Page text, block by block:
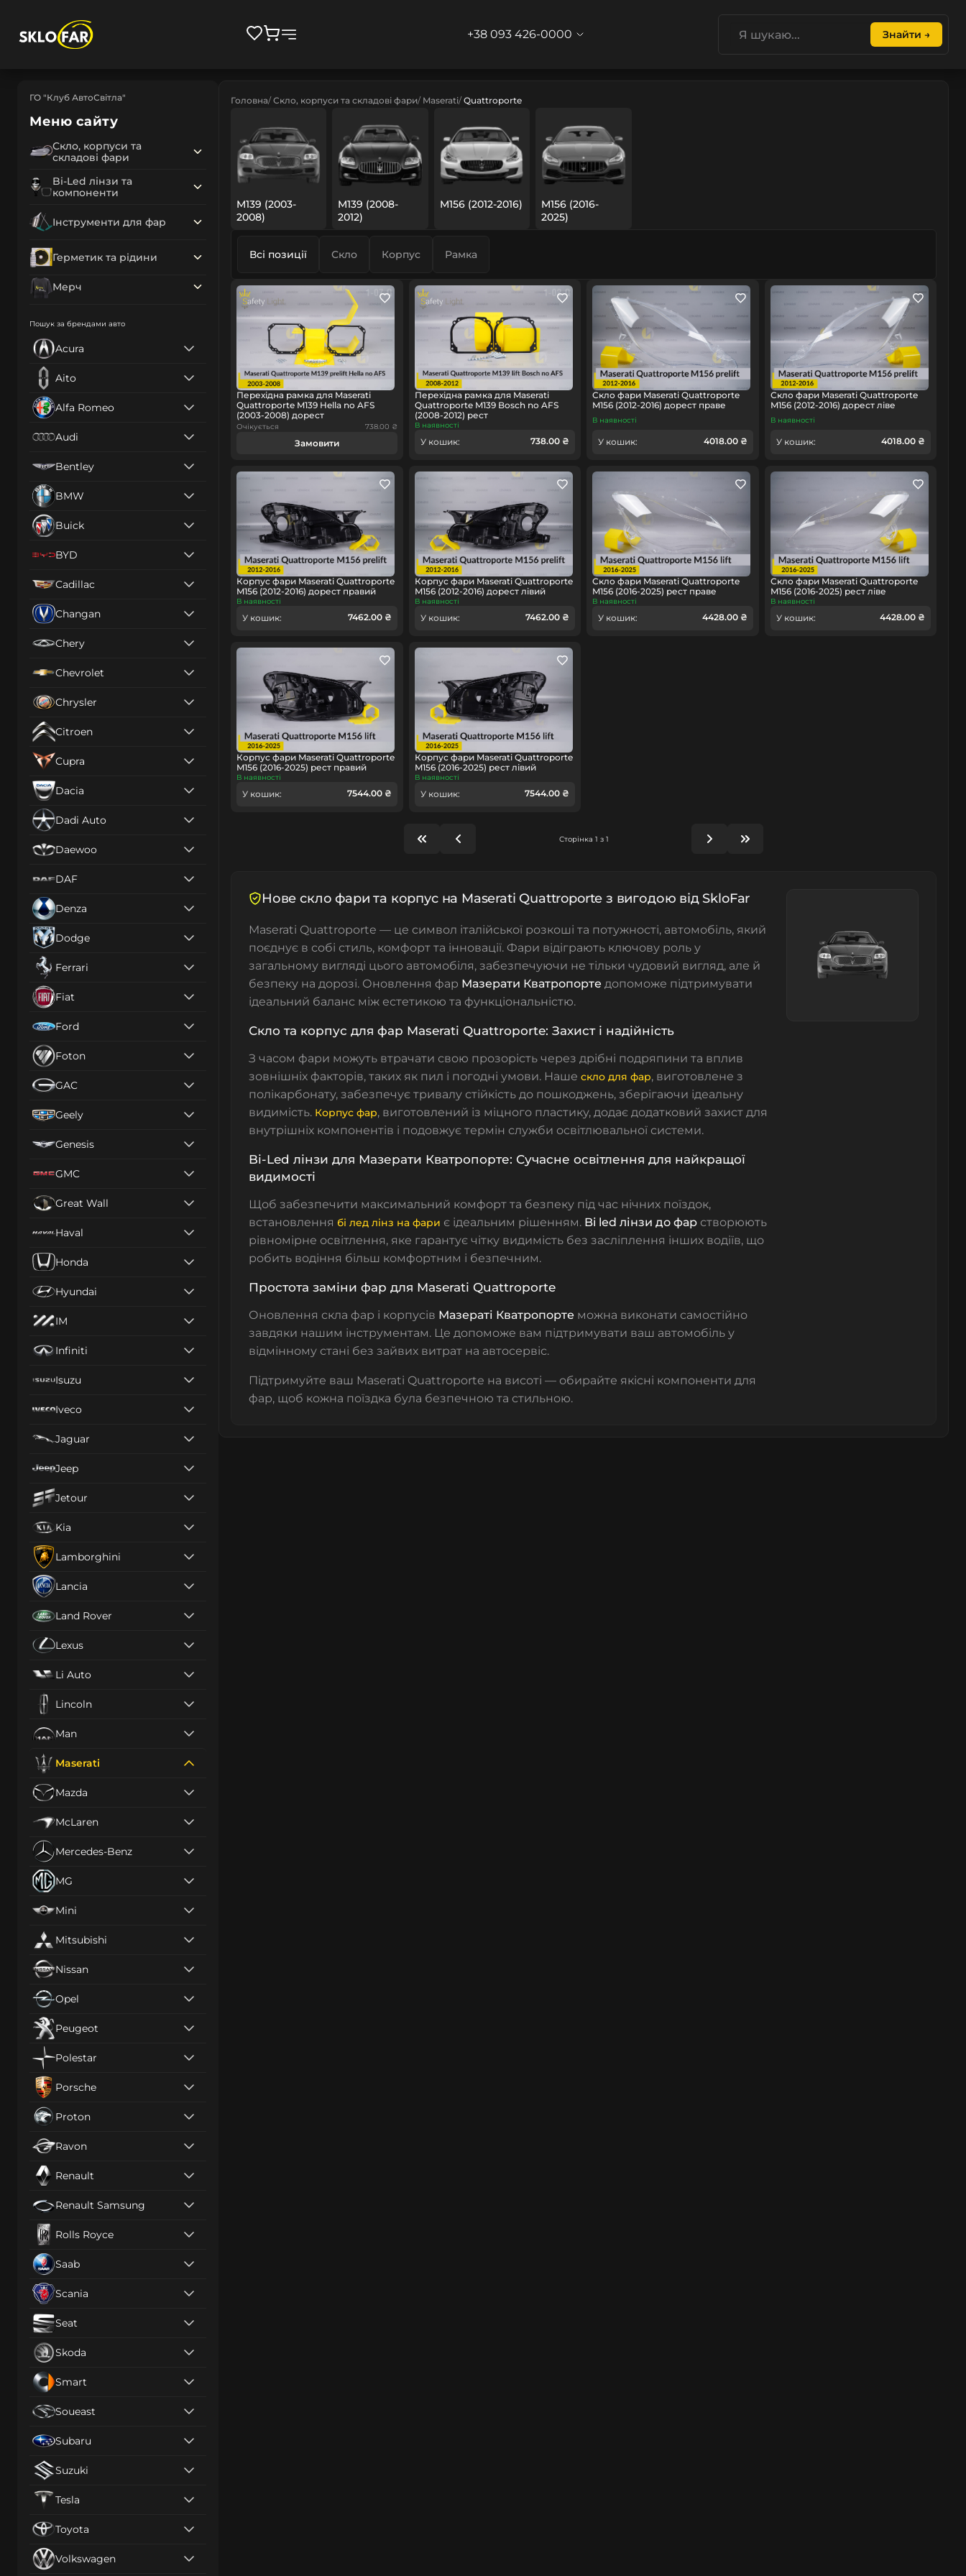
+38 093 426-0000 Знайти →
ГО "Клуб АвтоСвітла"
Меню сайту
Скло, корпуси та
складові фари
Bi-Led лінзи та
компоненти
Інструменти для фар
Герметик та рідини
Мерч
Пошук за брендами авто
Acura
Aito
Alfa Romeo
Audi
Bentley
BMW
Buick
BYD
Cadillac
Changan
Chery
Chevrolet
Chrysler
Citroen
Cupra
Dacia
Dadi Auto
Daewoo
DAF
Denza
Dodge
Ferrari
Fiat
Ford
Foton
GAC
Geely
Genesis
GMC
Great Wall
Haval
Honda
Hyundai
IM
Infiniti
Isuzu
Iveco
Jaguar
Jeep
Jetour
Kia
Lamborghini
Lancia
Land Rover
Lexus
Li Auto
Lincoln
Man
Maserati
Mazda
McLaren
Mercedes-Benz
MG
Mini
Mitsubishi
Nissan
Opel
Peugeot
Polestar
Porsche
Proton
Ravon
Renault
Renault Samsung
Rolls Royce
Saab
Scania
Seat
Skoda
Smart
Soueast
Subaru
Suzuki
Tesla
Toyota
Volkswagen
Головна Скло, корпуси та складові фари Maserati Quattroporte
M139 (2003-
2008)
M139 (2008-
2012)
M156 (2012-2016)
M156 (2016-
2025)
Всі позиції Скло Корпус Рамка
Перехідна рамка для Maserati
Quattroporte M139 Hella no AFS
(2003-2008) дорест
Очікується 738.00 ₴
Замовити
Перехідна рамка для Maserati
Quattroporte M139 Bosch no AFS
(2008-2012) рест
В наявності
У кошик: 738.00 ₴
Скло фари Maserati Quattroporte
M156 (2012-2016) дорест праве
В наявності
У кошик: 4018.00 ₴
Скло фари Maserati Quattroporte
M156 (2012-2016) дорест ліве
В наявності
У кошик: 4018.00 ₴
Корпус фари Maserati Quattroporte
M156 (2012-2016) дорест правий
В наявності
У кошик: 7462.00 ₴
Корпус фари Maserati Quattroporte
M156 (2012-2016) дорест лівий
В наявності
У кошик: 7462.00 ₴
Скло фари Maserati Quattroporte
M156 (2016-2025) рест праве
В наявності
У кошик: 4428.00 ₴
Скло фари Maserati Quattroporte
M156 (2016-2025) рест ліве
В наявності
У кошик: 4428.00 ₴
Корпус фари Maserati Quattroporte
M156 (2016-2025) рест правий
В наявності
У кошик: 7544.00 ₴
Корпус фари Maserati Quattroporte
M156 (2016-2025) рест лівий
В наявності
У кошик: 7544.00 ₴
Сторінка 1 з 1
Нове скло фари та корпус на Maserati Quattroporte з вигодою від SkloFar
Maserati Quattroporte — це символ італійської розкоші та потужності, автомобіль, який
поєднує в собі стиль, комфорт та інновації. Фари відіграють ключову роль у
загальному вигляді цього автомобіля, забезпечуючи не тільки чудовий вигляд, але й
безпеку на дорозі. Оновлення фар Мазерати Кватропорте допоможе підтримувати
ідеальний баланс між естетикою та функціональністю.
Скло та корпус для фар Maserati Quattroporte: Захист і надійність
З часом фари можуть втрачати свою прозорість через дрібні подряпини та вплив
зовнішніх факторів, таких як пил і погодні умови. Наше скло для фар, виготовлене з
полікарбонату, забезпечує тривалу стійкість до пошкоджень, зберігаючи ідеальну
видимість. Корпус фар, виготовлений із міцного пластику, додає додатковий захист для
внутрішніх компонентів і подовжує термін служби освітлювальної системи.
Bi-Led лінзи для Мазерати Кватропорте: Сучасне освітлення для найкращої
видимості
Щоб забезпечити максимальний комфорт та безпеку під час нічних поїздок,
встановлення бі лед лінз на фари є ідеальним рішенням. Bi led лінзи до фар створюють
рівномірне освітлення, яке гарантує чітку видимість без засліплення інших водіїв, що
робить водіння більш комфортним і безпечним.
Простота заміни фар для Maserati Quattroporte
Оновлення скла фар і корпусів Мазераті Кватропорте можна виконати самостійно
завдяки нашим інструментам. Це допоможе вам підтримувати ваш автомобіль у
відмінному стані без зайвих витрат на автосервіс.
Підтримуйте ваш Maserati Quattroporte на висоті — обирайте якісні компоненти для
фар, щоб кожна поїздка була безпечною та стильною.